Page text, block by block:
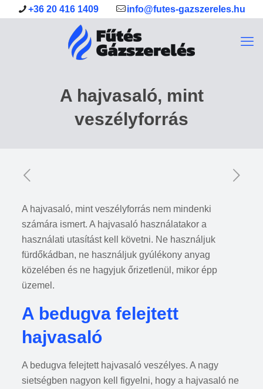
+36 20 416 1409 info@futes-gazszereles.hu
A hajvasaló, mint
veszélyforrás
A hajvasaló, mint veszélyforrás nem mindenki
számára ismert. A hajvasaló használatakor a
használati utasítást kell követni. Ne használjuk
fürdőkádban, ne használjuk gyúlékony anyag
közelében és ne hagyjuk őrizetlenül, mikor épp
üzemel.
A bedugva felejtett
hajvasaló
A bedugva felejtett hajvasaló veszélyes. A nagy
sietségben nagyon kell figyelni, hogy a hajvasaló ne